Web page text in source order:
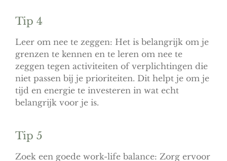
Tip 4
Leer om nee te zeggen: Het is belangrijk om je
grenzen te kennen en te leren om nee te
zeggen tegen activiteiten of verplichtingen die
niet passen bij je prioriteiten. Dit helpt je om je
tijd en energie te investeren in wat echt
belangrijk voor je is.
Tip 5
Zoek een goede work-life balance: Zorg ervoor